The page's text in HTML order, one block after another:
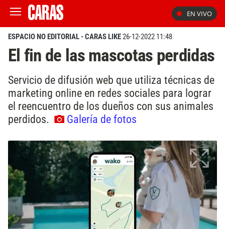
EN VIVO
ESPACIO NO EDITORIAL - CARAS LIKE26-12-2022 11:48
El fin de las mascotas perdidas
Servicio de difusión web que utiliza técnicas de
marketing online en redes sociales para lograr
el reencuentro de los dueños con sus animales
perdidos.
Galería de fotos